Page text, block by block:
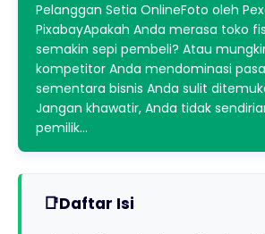
Pelanggan Setia OnlineFoto oleh
PixabayApakah Anda merasa toko
semakin sepi pembeli? Atau
kompetitor Anda mendominasi
sementara bisnis Anda sulit
Jangan khawatir, Anda tidak
pemilik…
Daftar Isi